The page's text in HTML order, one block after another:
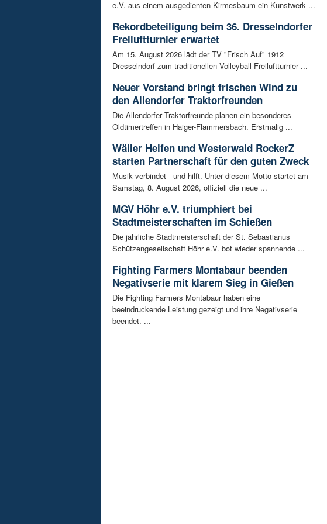
e.V. aus einem ausgedienten Kirmesbaum ein Kunstwerk ...
Rekordbeteiligung beim 36. Dresselndorfer
Freiluftturnier erwartet
Am 15. August 2026 lädt der TV "Frisch Auf" 1912
Dresselndorf zum traditionellen Volleyball-Freiluftturnier ...
Neuer Vorstand bringt frischen Wind zu
den Allendorfer Traktorfreunden
Die Allendorfer Traktorfreunde planen ein besonderes
Oldtimertreffen in Haiger-Flammersbach. Erstmalig ...
Wäller Helfen und Westerwald RockerZ
starten Partnerschaft für den guten Zweck
Musik verbindet - und hilft. Unter diesem Motto startet am
Samstag, 8. August 2026, offiziell die neue ...
MGV Höhr e.V. triumphiert bei
Stadtmeisterschaften im Schießen
Die jährliche Stadtmeisterschaft der St. Sebastianus
Schützengesellschaft Höhr e.V. bot wieder spannende ...
Fighting Farmers Montabaur beenden
Negativserie mit klarem Sieg in Gießen
Die Fighting Farmers Montabaur haben eine
beeindruckende Leistung gezeigt und ihre Negativserie
beendet. ...